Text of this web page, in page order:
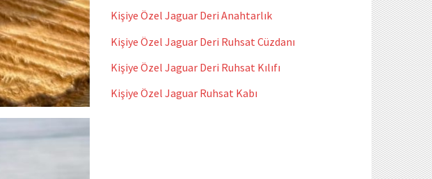
Kişiye Özel Jaguar Deri Anahtarlık
Kişiye Özel Jaguar Deri Ruhsat Cüzdanı
Kişiye Özel Jaguar Deri Ruhsat Kılıfı
Kişiye Özel Jaguar Ruhsat Kabı